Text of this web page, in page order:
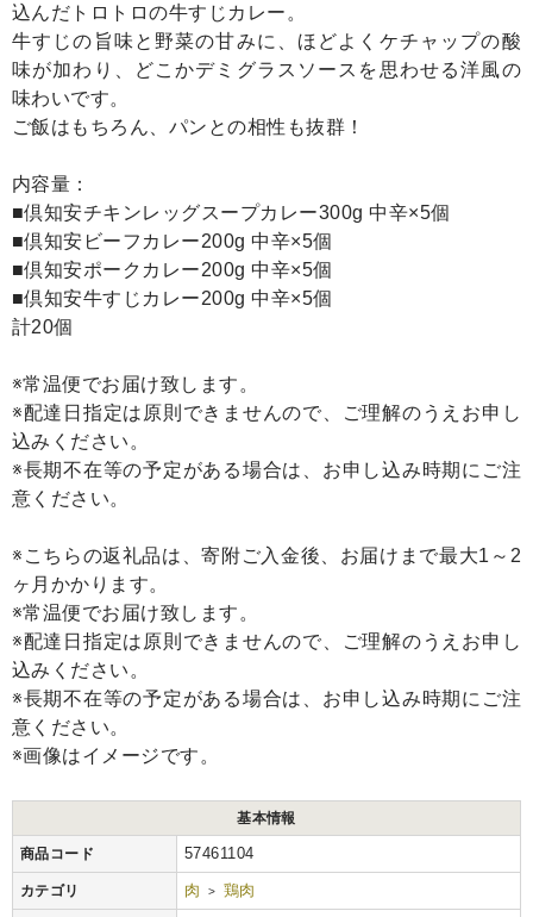
込んだトロトロの牛すじカレー。
牛すじの旨味と野菜の甘みに、ほどよくケチャップの酸
味が加わり、どこかデミグラスソースを思わせる洋風の
味わいです。
ご飯はもちろん、パンとの相性も抜群！
内容量：
■倶知安チキンレッグスープカレー300g 中辛×5個
■倶知安ビーフカレー200g 中辛×5個
■倶知安ポークカレー200g 中辛×5個
■倶知安牛すじカレー200g 中辛×5個
計20個
※常温便でお届け致します。
※配達日指定は原則できませんので、ご理解のうえお申し
込みください。
※長期不在等の予定がある場合は、お申し込み時期にご注
意ください。
※こちらの返礼品は、寄附ご入金後、お届けまで最大1～2
ヶ月かかります。
※常温便でお届け致します。
※配達日指定は原則できませんので、ご理解のうえお申し
込みください。
※長期不在等の予定がある場合は、お申し込み時期にご注
意ください。
※画像はイメージです。
基本情報
商品コード 57461104
カテゴリ 肉 > 鶏肉